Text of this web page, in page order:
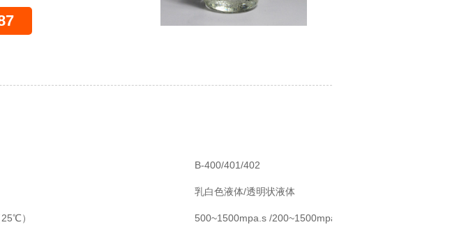
B-400/401/402
乳白色液体/透明状液体
） 500~1500mpa.s /200~1500mpa.s